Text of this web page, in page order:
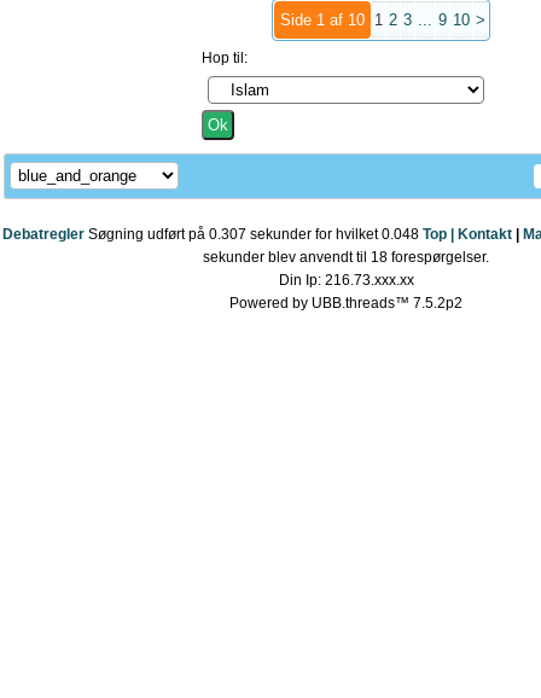
Side 1 af 10 1 2 3 ... 9 10 >
Hop til:
Debatregler Top | Kontakt
Søgning udført på 0.307 sekunder for hvilket 0.048
sekunder blev anvendt til 18 forespørgelser.
Din Ip: 216.73.xxx.xx
Powered by UBB.threads™ 7.5.2p2